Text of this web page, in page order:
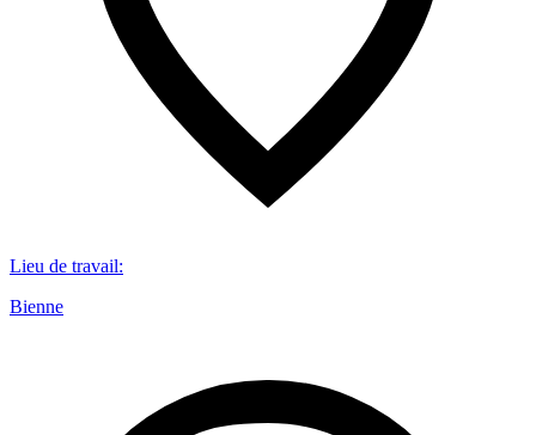
Lieu de travail:
Bienne